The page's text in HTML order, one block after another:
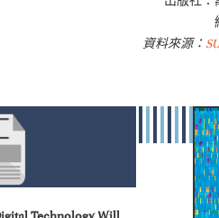
資料來源：